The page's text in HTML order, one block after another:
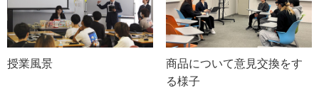
授業風景
商品について意見交換をす
る様子